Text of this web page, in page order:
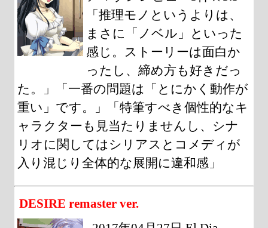
「推理モノというよりは、
まさに「ノベル」といった
感じ。ストーリーは面白か
ったし、締め方も好きだっ
た。」「一番の問題は「とにかく動作が
重い」です。」「特筆すべき個性的なキ
ャラクターも見当たりませんし、シナ
リオに関してはシリアスとコメディが
入り混じり全体的な展開に違和感」
DESIRE remaster ver.